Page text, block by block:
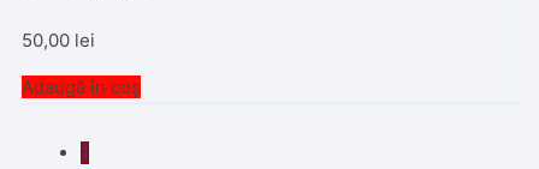
50,00 lei
Adaugă în coș
1